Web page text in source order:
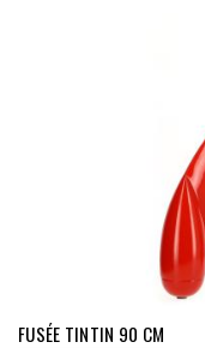
FUSÉE TINTIN 90 CM